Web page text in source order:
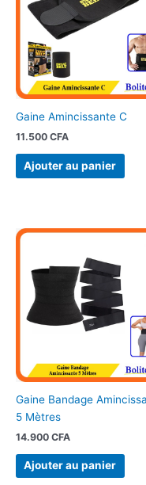
Gaine Amincissante C
11.500 CFA
Ajouter au panier
Gaine Bandage
5 Mètres
14.900 CFA
Ajouter au panier